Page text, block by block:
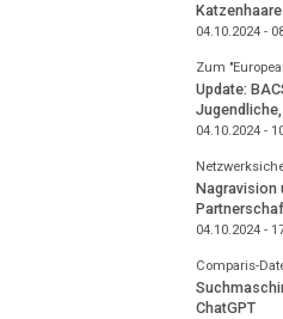
04.10.2024 -
Zum
Update:
04.10.2024 -
Nagravision
04.10.2024 -
Comparis-
ChatGPT